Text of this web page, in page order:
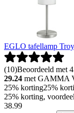
EGLO tafellamp
(10)Beoordeeld met
29.24 met GAMMA
25% korting25%
25% korting,
38.99